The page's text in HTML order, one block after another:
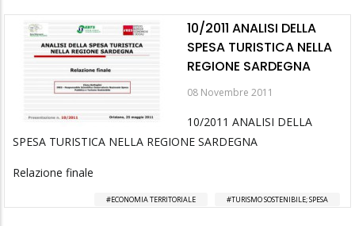
10/2011 ANALISI DELLA
SPESA TURISTICA NELLA
REGIONE SARDEGNA
08 Novembre 2011
10/2011 ANALISI DELLA
SPESA TURISTICA NELLA REGIONE SARDEGNA
Relazione finale
ECONOMIA TERRITORIALE TURISMO SOSTENIBILE; SPESA